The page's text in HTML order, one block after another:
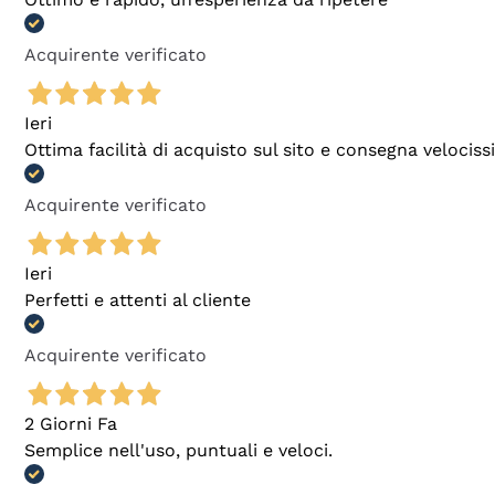
Acquirente verificato
Ieri
Ottima facilità di acquisto sul sito e consegna
Acquirente verificato
Ieri
Perfetti e attenti al cliente
Acquirente verificato
2 Giorni Fa
Semplice nell'uso, puntuali e veloci.